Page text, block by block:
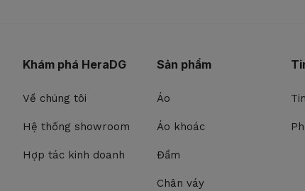
Khám phá HeraDG
Về chúng tôi
Hệ thống showroom
Hợp tác kinh doanh
Sản phẩm
Áo
Áo khoác
Đầm
Chân váy